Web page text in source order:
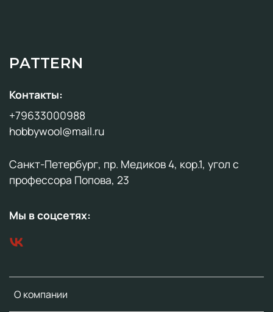
PATTERN
О компании
Контакты:
+79633000988
hobbywool@mail.ru
Санкт-Петербург, пр. Медиков 4, кор.1, угол с
профессора Попова, 23
Мы в соцсетях: